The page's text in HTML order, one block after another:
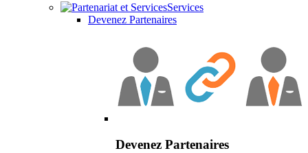
Services
Devenez Partenaires
Devenez Partenaires